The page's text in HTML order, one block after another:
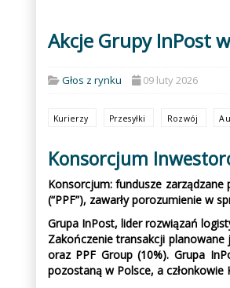
Akcje Grupy InPost
Głos z rynku 09 luty 2026
Kurierzy Przesyłki Rozwój
Konsorcjum
Konsorcjum: fundusze zarządzane
(“PPF”), zawarły porozumienie w
Grupa InPost, lider rozwiązań
Zakończenie transakcji planowane
oraz PPF Group (10%). Grupa
pozostaną w Polsce, a